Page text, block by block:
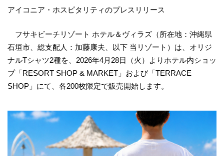
アイコニア・ホスピタリティのプレスリリース
フサキビーチリゾート ホテル＆ヴィラズ（所在地：沖縄県
石垣市、総支配人：加藤康夫、以下 当リゾート）は、オリジ
ナルTシャツ2種を、2026年4月28日（火）よりホテル内ショッ
プ「RESORT SHOP & MARKET」および「TERRACE
SHOP」にて、各200枚限定で販売開始します。